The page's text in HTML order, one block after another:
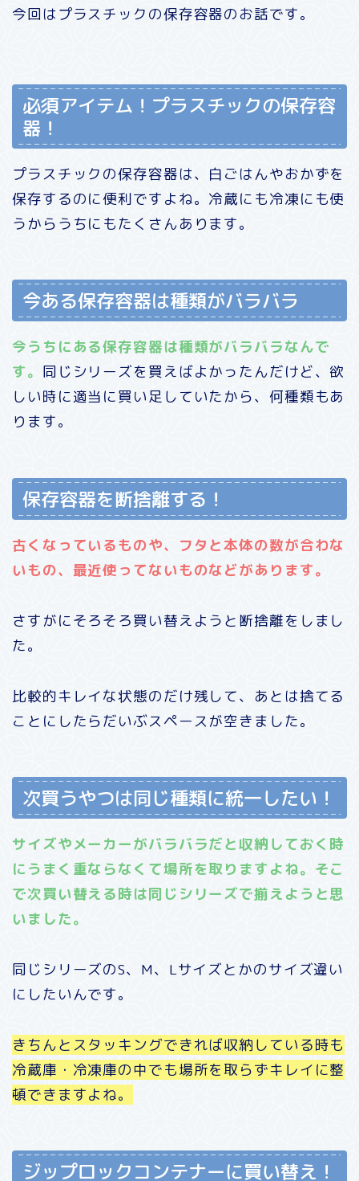
今回はプラスチックの保存容器のお話です。
必須アイテム！プラスチックの保存容
器！
プラスチックの保存容器は、白ごはんやおかずを
保存するのに便利ですよね。冷蔵にも冷凍にも使
うからうちにもたくさんあります。
今ある保存容器は種類がバラバラ
今うちにある保存容器は種類がバラバラなんで
す。 同じシリーズを買えばよかったんだけど、欲
しい時に適当に買い足していたから、何種類もあ
ります。
保存容器を断捨離する！
古くなっているものや、フタと本体の数が合わな
いもの、最近使ってないものなどがあります。
さすがにそろそろ買い替えようと断捨離をしまし
た。
比較的キレイな状態のだけ残して、あとは捨てる
ことにしたらだいぶスペースが空きました。
次買うやつは同じ種類に統一したい！
サイズやメーカーがバラバラだと収納しておく時
にうまく重ならなくて場所を取りますよね。そこ
で次買い替える時は同じシリーズで揃えようと思
いました。
同じシリーズのS、M、Lサイズとかのサイズ違い
にしたいんです。
きちんとスタッキングできれば収納している時も
冷蔵庫・冷凍庫の中でも場所を取らずキレイに整
頓できますよね。
ジップロックコンテナーに買い替え！